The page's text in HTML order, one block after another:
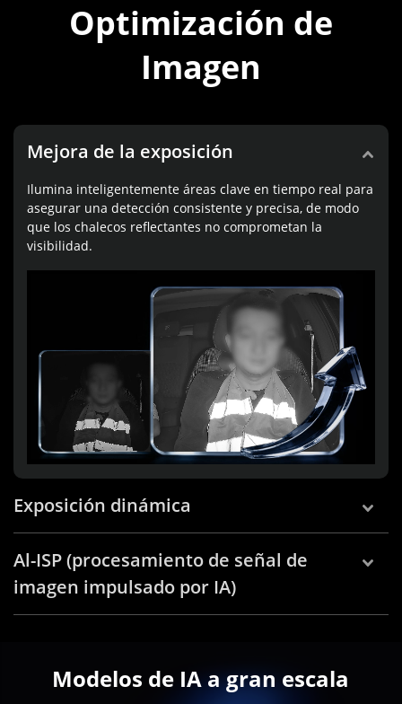
Optimización de
Imagen
Mejora de la exposición
Ilumina inteligentemente áreas clave en tiempo real para
asegurar una detección consistente y precisa, de modo
que los chalecos reflectantes no comprometan la
visibilidad.
Exposición dinámica
Al-ISP (procesamiento de señal de
imagen impulsado por IA)
Modelos de IA a gran escala